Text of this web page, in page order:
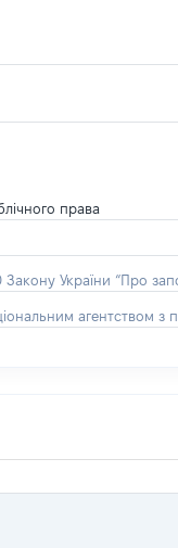
права
України “Про
агентством з